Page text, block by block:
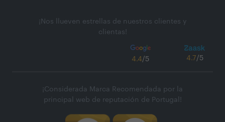
¡Nos llueven estrellas de nuestros clientes y
clientas!
4.4/5 4.7/5
¡Considerada Marca Recomendada por la
principal web de reputación de Portugal!